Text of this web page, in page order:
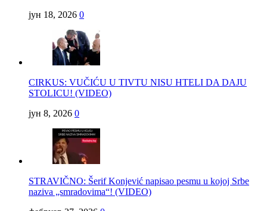
јун 18, 2026 0
CIRKUS: VUČIĆU U TIVTU NISU HTELI DA DAJU
STOLICU! (VIDEO)
јун 8, 2026 0
STRAVIČNO: Šerif Konjević napisao pesmu u kojoj Srbe
naziva „smradovima“! (VIDEO)